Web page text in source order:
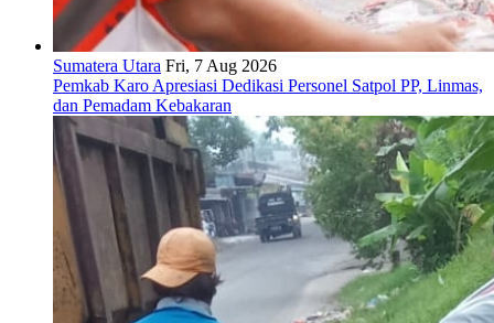
Sumatera Utara Fri, 7 Aug 2026
Pemkab Karo Apresiasi Dedikasi Personel Satpol PP, Linmas,
dan Pemadam Kebakaran